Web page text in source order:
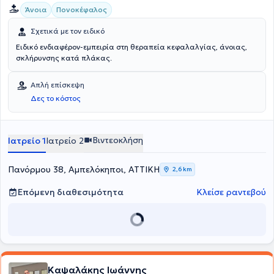
Άνοια Πονοκέφαλος
Σχετικά με τον ειδικό
Ειδικό ενδιαφέρον-εμπειρία στη θεραπεία κεφαλαλγίας, άνοιας,
σκλήρυνσης κατά πλάκας.
Απλή επίσκεψη
Δες το κόστος
Ιατρείο 1Ιατρείο 2 Βιντεοκλήση
Πανόρμου 38, Αμπελόκηποι, ΑΤΤΙΚΗ 2,6 km
Επόμενη διαθεσιμότητα Κλείσε ραντεβού
Καψαλάκης Ιωάννης